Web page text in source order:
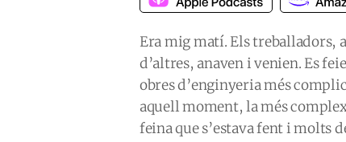
Era mig matí. Els treballadors,
d’altres, anaven i venien. Es
obres d’enginyeria més
aquell moment, la més
feina que s’estava fent i molts